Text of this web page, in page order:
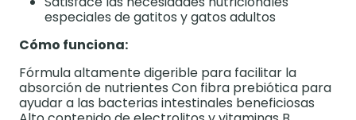
especiales de gatitos y gatos adultos
Cómo funciona:
Fórmula altamente digerible para facilitar la
absorción de nutrientes Con fibra prebiótica para
ayudar a las bacterias intestinales beneficiosas